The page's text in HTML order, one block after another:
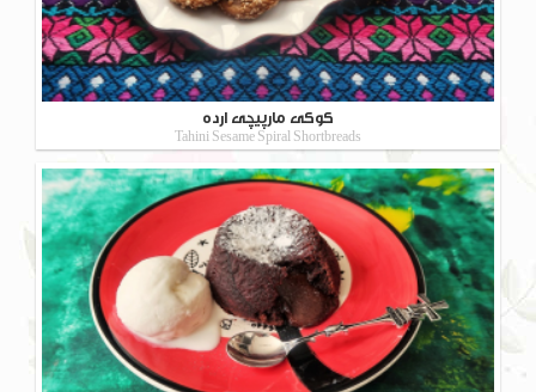
کوکی مارپیچی ارده
Tahini Sesame Spiral Shortbreads